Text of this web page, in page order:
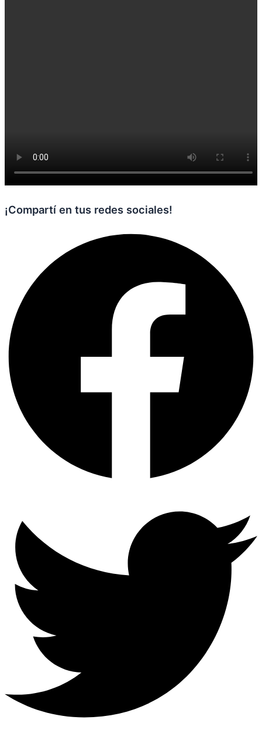
¡Compartí en tus redes sociales!